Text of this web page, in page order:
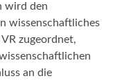
wird den
wissenschaftliches
zugeordnet,
an die